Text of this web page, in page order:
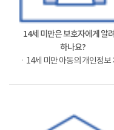
14세 미만은 보호자에게 알
하나요?
ㆍ14세 미만 아동의 개인정보